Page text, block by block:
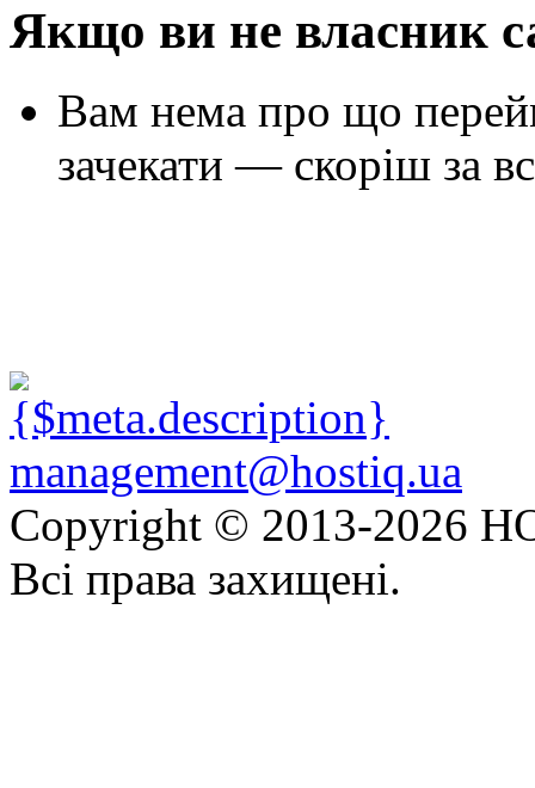
Якщо ви не власник
Вам нема про що
зачекати — скоріш за
management@hostiq.ua
Copyright © 2013-2026
Всі права захищені.